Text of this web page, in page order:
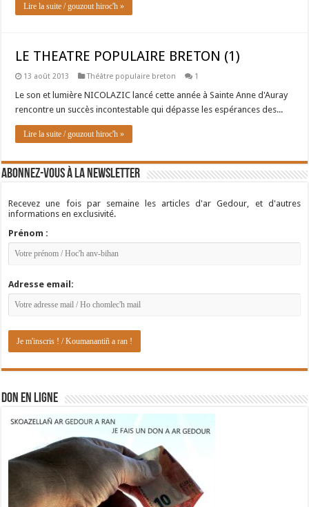
Lire la suite / gouzout hiroc'h »
LE THEATRE POPULAIRE BRETON (1)
13 août 2013 Théâtre populaire breton 1
Le son et lumière NICOLAZIC lancé cette année à Sainte Anne d'Auray
rencontre un succès incontestable qui dépasse les espérances des...
Lire la suite / gouzout hiroc'h »
Abonnez-vous à la newsletter
Recevez une fois par semaine les articles d'ar Gedour, et d'autres
informations en exclusivité.
Prénom :
Adresse email:
DON EN LIGNE